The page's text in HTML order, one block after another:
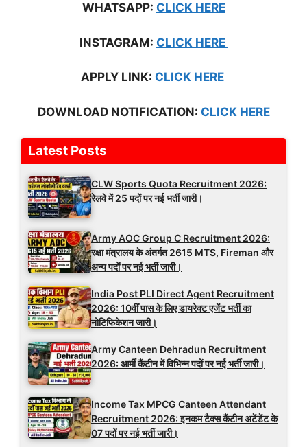
WHATSAPP: CLICK HERE
INSTAGRAM: CLICK HERE
APPLY LINK: CLICK HERE
DOWNLOAD NOTIFICATION: CLICK HERE
Latest Posts
CLW Sports Quota Recruitment 2026:
रेलवे में 25 पदों पर नई भर्ती जारी।
Army AOC Group C Recruitment 2026:
रक्षा मंत्रालय के अंतर्गत 2615 MTS, Fireman और
अन्य पदों पर नई भर्ती जारी।
India Post PLI Direct Agent Recruitment
2026: 10वीं पास के लिए डायरेक्ट एजेंट भर्ती का
नोटिफिकेशन जारी।
Army Canteen Dehradun Recruitment
2026: आर्मी कैंटीन में विभिन्न पदों पर नई भर्ती जारी।
Income Tax MPCG Canteen Attendant
Recruitment 2026: इनकम टैक्स कैंटीन अटेंडेंट के
07 पदों पर नई भर्ती जारी।